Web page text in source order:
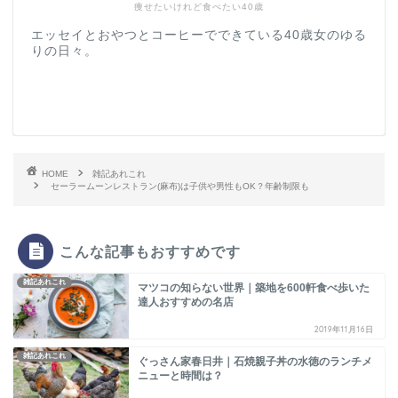
痩せたいけれど食べたい40歳
エッセイとおやつとコーヒーでできている40歳女のゆる
りの日々。
HOME
雑記あれこれ
セーラームーンレストラン(麻布)は子供や男性もOK？年齢制限も
こんな記事もおすすめです
雑記あれこれ
マツコの知らない世界｜築地を600軒食べ歩いた
達人おすすめの名店
2019年11月16日
雑記あれこれ
ぐっさん家春日井｜石焼親子丼の水徳のランチメ
ニューと時間は？